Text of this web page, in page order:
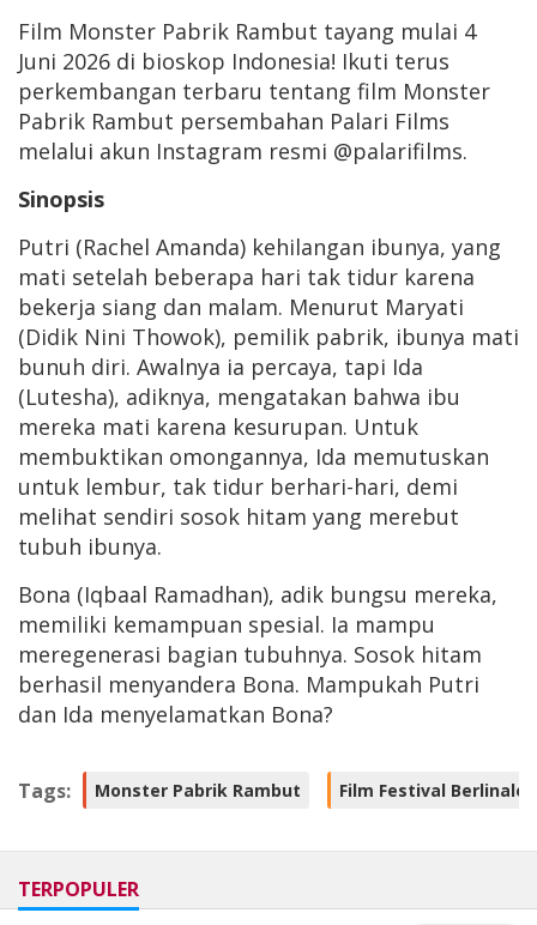
Film Monster Pabrik Rambut tayang mulai 4
Juni 2026 di bioskop Indonesia! Ikuti terus
perkembangan terbaru tentang film Monster
Pabrik Rambut persembahan Palari Films
melalui akun Instagram resmi @palarifilms.
Sinopsis
Putri (Rachel Amanda) kehilangan ibunya, yang
mati setelah beberapa hari tak tidur karena
bekerja siang dan malam. Menurut Maryati
(Didik Nini Thowok), pemilik pabrik, ibunya mati
bunuh diri. Awalnya ia percaya, tapi Ida
(Lutesha), adiknya, mengatakan bahwa ibu
mereka mati karena kesurupan. Untuk
membuktikan omongannya, Ida memutuskan
untuk lembur, tak tidur berhari-hari, demi
melihat sendiri sosok hitam yang merebut
tubuh ibunya.
Bona (Iqbaal Ramadhan), adik bungsu mereka,
memiliki kemampuan spesial. Ia mampu
meregenerasi bagian tubuhnya. Sosok hitam
berhasil menyandera Bona. Mampukah Putri
dan Ida menyelamatkan Bona?
Tags: Monster Pabrik Rambut Film Festival Berlinale
TERPOPULER